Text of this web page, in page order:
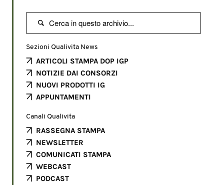

Sezioni Qualivita News
ARTICOLI STAMPA DOP IGP
NOTIZIE DAI CONSORZI
NUOVI PRODOTTI IG
APPUNTAMENTI
Canali Qualivita
RASSEGNA STAMPA
NEWSLETTER
COMUNICATI STAMPA
WEBCAST
PODCAST